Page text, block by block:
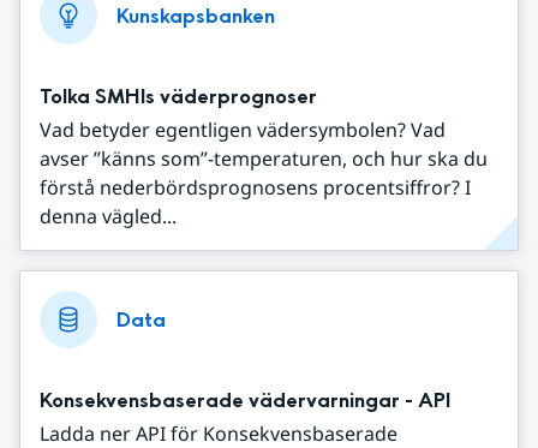
Kunskapsbanken
Tolka SMHIs väderprognoser
Vad betyder egentligen vädersymbolen? Vad
avser ”känns som”-temperaturen, och hur ska du
förstå nederbördsprognosens procentsiffror? I
denna vägled...
Data
Konsekvensbaserade vädervarningar - API
Ladda ner API för Konsekvensbaserade